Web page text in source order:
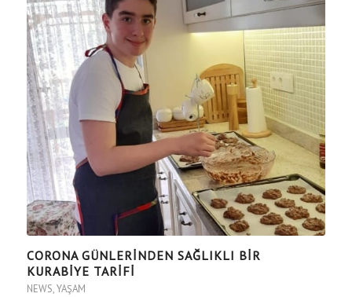
CORONA GÜNLERINDEN SAĞLIKLI BIR
KURABIYE TARIFI
NEWS,YAŞAM